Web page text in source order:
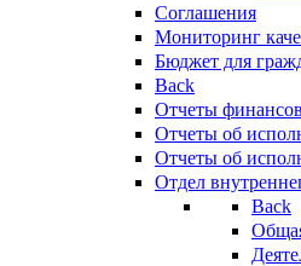
Соглашения
Мониторинг
Бюджет для
Back
Отчеты
Отчеты об
Отчеты об
Отдел
Back